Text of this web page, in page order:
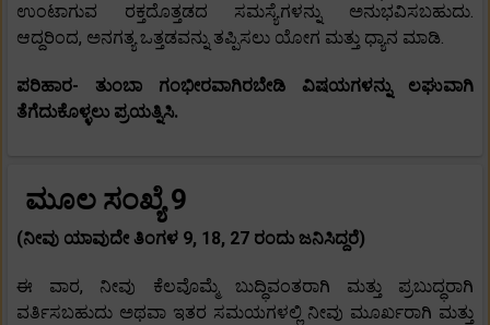
ಉಂಟಾಗುವ ರಕ್ತದೊತ್ತಡದ ಸಮಸ್ಯೆಗಳನ್ನು ಅನುಭವಿಸಬಹುದು.
ಆದ್ದರಿಂದ, ಅನಗತ್ಯ ಒತ್ತಡವನ್ನು ತಪ್ಪಿಸಲು ಯೋಗ ಮತ್ತು ಧ್ಯಾನ ಮಾಡಿ.
ಪರಿಹಾರ- ತುಂಬಾ ಗಂಭೀರವಾಗಿರಬೇಡಿ ವಿಷಯಗಳನ್ನು ಲಘುವಾಗಿ
ತೆಗೆದುಕೊಳ್ಳಲು ಪ್ರಯತ್ನಿಸಿ.
ಮೂಲ ಸಂಖ್ಯೆ 9
(ನೀವು ಯಾವುದೇ ತಿಂಗಳ 9, 18, 27 ರಂದು ಜನಿಸಿದ್ದರೆ)
ಈ ವಾರ, ನೀವು ಕೆಲವೊಮ್ಮೆ ಬುದ್ಧಿವಂತರಾಗಿ ಮತ್ತು ಪ್ರಬುದ್ಧರಾಗಿ
ವರ್ತಿಸಬಹುದು ಅಥವಾ ಇತರ ಸಮಯಗಳಲ್ಲಿ ನೀವು ಮೂರ್ಖರಾಗಿ ಮತ್ತು